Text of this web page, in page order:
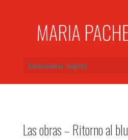
Seleccionar página
Las obras – Ritorno al blu